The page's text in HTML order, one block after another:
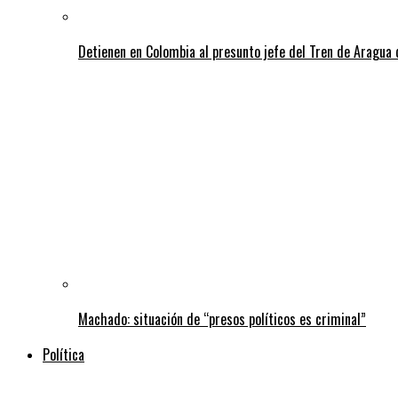
Detienen en Colombia al presunto jefe del Tren de Aragua
Machado: situación de “presos políticos es criminal”
Política